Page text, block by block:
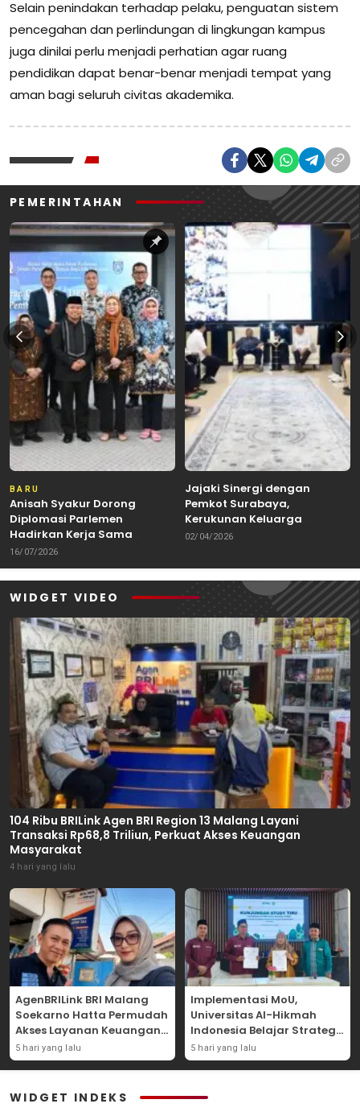
Selain penindakan terhadap pelaku, penguatan sistem
pencegahan dan perlindungan di lingkungan kampus
juga dinilai perlu menjadi perhatian agar ruang
pendidikan dapat benar-benar menjadi tempat yang
aman bagi seluruh civitas akademika.
PEMERINTAHAN
BARU
Anisah Syakur Dorong
Diplomasi Parlemen
Hadirkan Kerja Sama
Internasional yang
16/07/2026
Jajaki Sinergi dengan
Pemkot Surabaya,
Kerukunan Keluarga
Kalimantan Dorong
02/04/2026
WIDGET VIDEO
104 Ribu BRILink Agen BRI Region 13 Malang Layani
Transaksi Rp68,8 Triliun, Perkuat Akses Keuangan
Masyarakat
4 hari yang lalu
AgenBRILink BRI Malang
Soekarno Hatta Permudah
Akses Layanan Keuangan
Masyarakat
5 hari yang lalu
Implementasi MoU,
Universitas Al-Hikmah
Indonesia Belajar Strategi
Kemandirian Ekonomi di
Pondok Pesantren Sunan
5 hari yang lalu
WIDGET INDEKS